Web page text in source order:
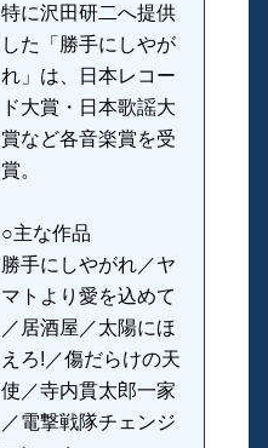
特に沢田研二へ提供
した「勝手にしやが
れ」は、日本レコー
ド大賞・日本歌謡大
賞など各音楽賞を受
賞。
○主な作品
勝手にしやがれ／ヤ
マトより愛を込めて
／居酒屋／太陽にほ
えろ!／傷だらけの天
使／寺内貫太郎一家
／電撃戦隊チェンジ